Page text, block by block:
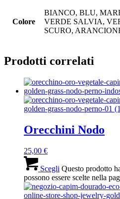
Colore
BIANCO, BLU,
VERDE SALVIA,
SCURO,
Prodotti correlati
Orecchini Nodo
25,00 €
Scegli Questo prodotto
possono essere scelte nella